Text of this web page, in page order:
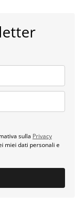
sulla Privacy
miei dati personali e